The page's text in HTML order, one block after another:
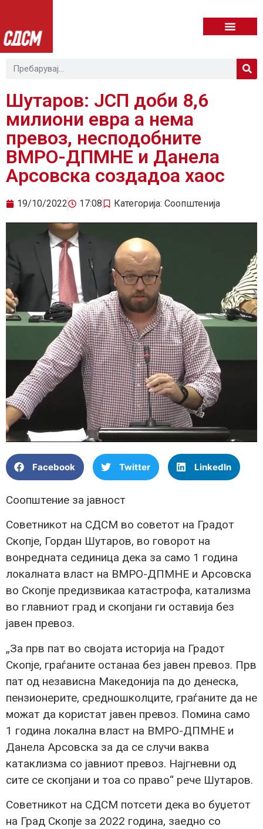
Шутаров: ЈСП доби 8,6
милиони евра а нема
превоз, несподобните
ВМРО-ДПМНЕ и Данела
Арсовска создадоа хаос
19/10/2022 17:08 Категорија: Соопштенија
Facebook Twitter LinkedIn
Соопштение за јавност
Советникот на СДСМ во советот на Градот
Скопје, Гордан Шутаров, во говорот на
вонредната сединица дека за само 1 година
локалната власт на ВМРО-ДПМНЕ и Арсовска
во Скопје предизвикаа катастрофа, катализма
во главниот град и скопјани ги оставија без
јавен превоз.
„За прв пат во својата историја на Градот
Скопје, граѓаните останаа без јавен превоз. Прв
пат од независна Македонија па до денеска,
пензионерите, средношколците, граѓаните да не
можат да користат јавен превоз. Помина само
1 година локална власт на ВМРО-ДПМНЕ и
Данела Арсовска за да се случи ваква
катаклизма со јавниот превоз. Најгневни од
сите се скопјани и тоа со право“ рече Шутаров.
Советникот на СДСМ потсети дека во буџетот
на Град Скопје за 2022 година, заедно со